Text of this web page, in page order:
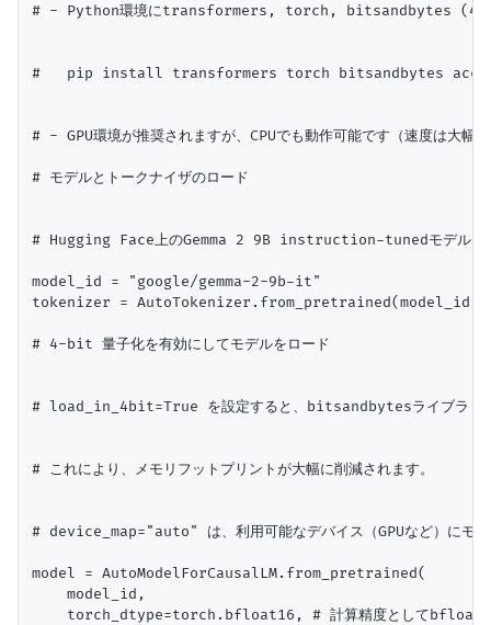
# - Python環境にtransformers, torch, bitsandbytes (4-bit量
#   pip install transformers torch bitsandbytes
# - GPU環境が推奨されますが、CPUでも動作可能です（速度は大幅
# モデルとトークナイザのロード
# Hugging Face上のGemma 2 9B instruction-tunedモデルID
model_id = "google/gemma-2-9b-it"
tokenizer = AutoTokenizer.from_pretrained(model_id)
# 4-bit 量子化を有効にしてモデルをロード
# load_in_4bit=True を設定すると、bitsandbytesライブラリを
# これにより、メモリフットプリントが大幅に削減されます。
# device_map="auto" は、利用可能なデバイス（GPUなど）にモデ
model = AutoModelForCausalLM.from_pretrained(
    model_id,
torch_dtype=torch.bfloat16, # 計算精度として